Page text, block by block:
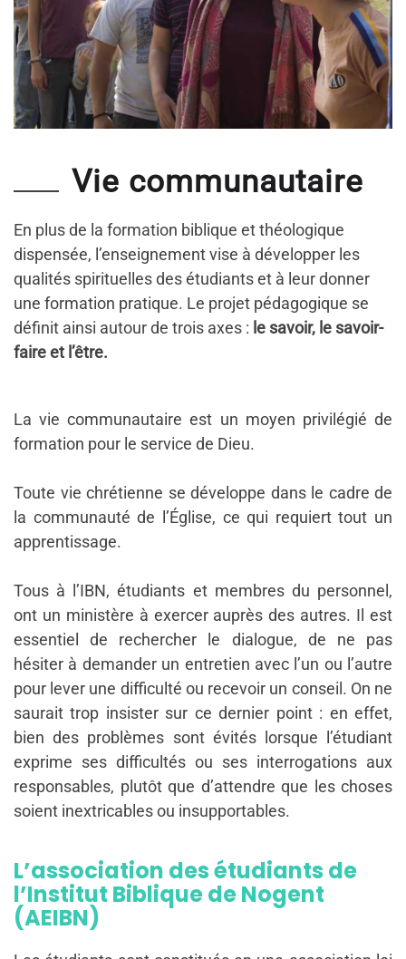
Vie communautaire
En plus de la formation biblique et théologique
dispensée, l’enseignement vise à développer les
qualités spirituelles des étudiants et à leur donner
une formation pratique. Le projet pédagogique se
définit ainsi autour de trois axes : le savoir, le savoir-
faire et l’être.
La vie communautaire est un moyen privilégié de
formation pour le service de Dieu.
Toute vie chrétienne se développe dans le cadre de
la communauté de l’Église, ce qui requiert tout un
apprentissage.
Tous à l’IBN, étudiants et membres du personnel,
ont un ministère à exercer auprès des autres. Il est
essentiel de rechercher le dialogue, de ne pas
hésiter à demander un entretien avec l’un ou l’autre
pour lever une difficulté ou recevoir un conseil. On ne
saurait trop insister sur ce dernier point : en effet,
bien des problèmes sont évités lorsque l’étudiant
exprime ses difficultés ou ses interrogations aux
responsables, plutôt que d’attendre que les choses
soient inextricables ou insupportables.
L’association des étudiants de
l’Institut Biblique de Nogent
(AEIBN)